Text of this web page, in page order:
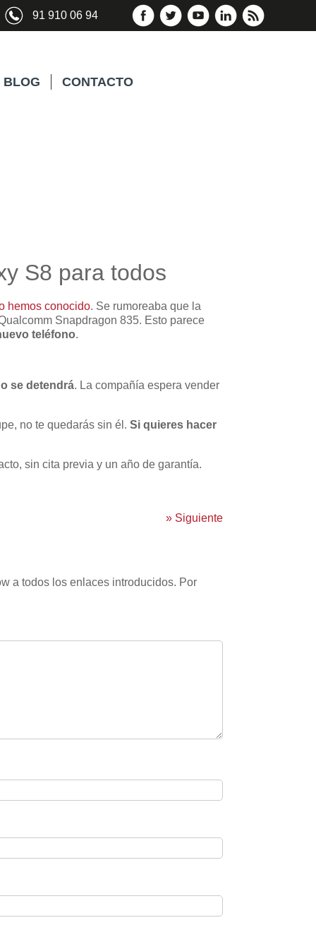
91 910 06 94
BLOG CONTACTO
S8 para todos
hemos conocido. Se rumoreaba que la
Snapdragon 835. Esto parece
teléfono.
se detendrá. La compañía espera vender
no te quedarás sin él. Si quieres hacer
sin cita previa y un año de garantía.
» Siguiente
a todos los enlaces introducidos. Por